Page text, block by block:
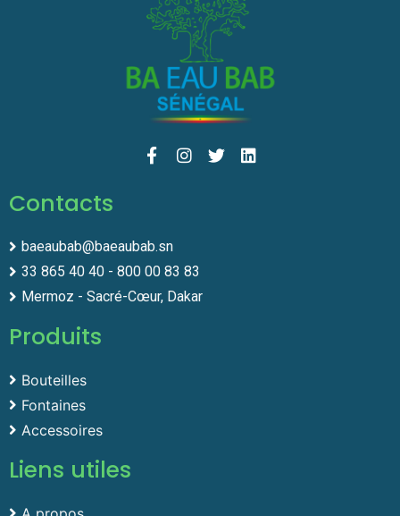
Contacts
baeaubab@baeaubab.sn
33 865 40 40 - 800 00 83 83
Mermoz - Sacré-Cœur, Dakar
Produits
Bouteilles
Fontaines
Accessoires
Liens utiles